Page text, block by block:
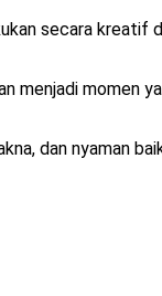
secara kreatif
menjadi momen
dan nyaman